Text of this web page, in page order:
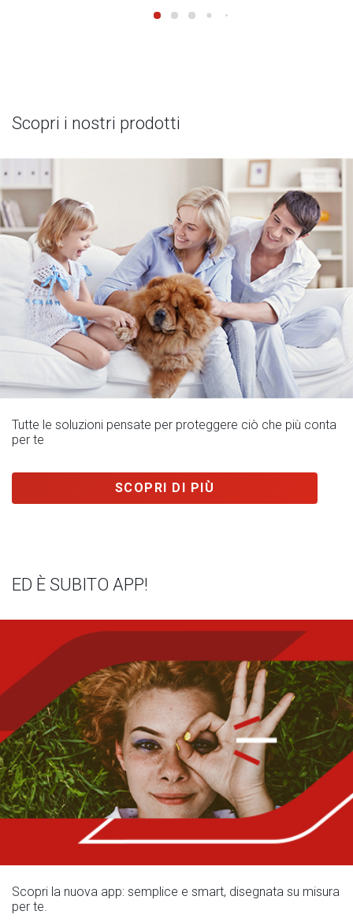
Scopri i nostri prodotti
Tutte le soluzioni pensate per proteggere ciò che più conta
per te
SCOPRI DI PIÙ
ED È SUBITO APP!
Scopri la nuova app: semplice e smart, disegnata su misura
per te.